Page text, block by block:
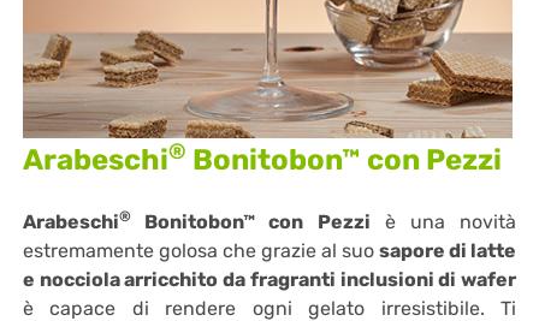
Arabeschi® Bonitobon™ con Pezzi
Arabeschi® Bonitobon™ con Pezzi è una novità
estremamente golosa che grazie al suo sapore di latte
e nocciola arricchito da fragranti inclusioni di wafer
è capace di rendere ogni gelato irresistibile. Ti